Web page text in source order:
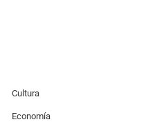
Cultura
Economía